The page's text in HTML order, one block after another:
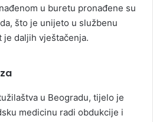
u buretu pronađene su
što je unijeto u službenu
daljih vještačenja.
u Beogradu, tijelo je
medicinu radi obdukcije i